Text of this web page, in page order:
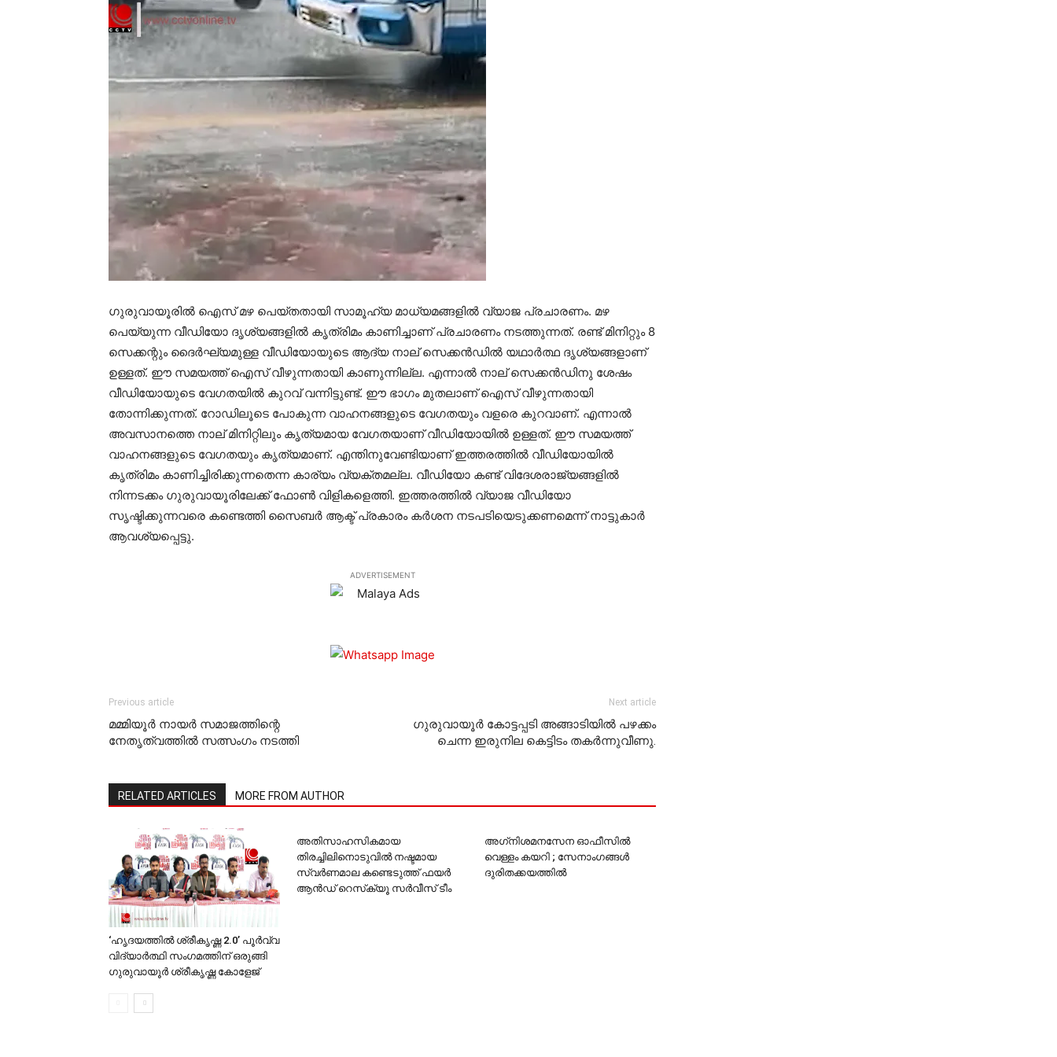
ഗുരുവായൂരില്‍ ഐസ് മഴ പെയ്തതായി സാമൂഹ്യ മാധ്യമങ്ങളില്‍ വ്യാജ പ്രചാരണം. മഴ
പെയ്യുന്ന വീഡിയോ ദൃശ്യങ്ങളില്‍ കൃത്രിമം കാണിച്ചാണ് പ്രചാരണം നടത്തുന്നത്. രണ്ട് മിനിറ്റും 8
സെക്കന്റും ദൈര്‍ഘ്യമുള്ള വീഡിയോയുടെ ആദ്യ നാല് സെക്കന്‍ഡില്‍ യഥാര്‍ത്ഥ ദൃശ്യങ്ങളാണ്
ഉള്ളത്. ഈ സമയത്ത് ഐസ് വീഴുന്നതായി കാണുന്നില്ല. എന്നാല്‍ നാല് സെക്കന്‍ഡിനു ശേഷം
വീഡിയോയുടെ വേഗതയില്‍ കുറവ് വന്നിട്ടുണ്ട്. ഈ ഭാഗം മുതലാണ് ഐസ് വീഴുന്നതായി
തോന്നിക്കുന്നത്. റോഡിലൂടെ പോകുന്ന വാഹനങ്ങളുടെ വേഗതയും വളരെ കുറവാണ്. എന്നാല്‍
അവസാനത്തെ നാല് മിനിറ്റിലും കൃത്യമായ വേഗതയാണ് വീഡിയോയില്‍ ഉള്ളത്. ഈ സമയത്ത്
വാഹനങ്ങളുടെ വേഗതയും കൃത്യമാണ്. എന്തിനുവേണ്ടിയാണ് ഇത്തരത്തില്‍ വീഡിയോയില്‍
കൃത്രിമം കാണിച്ചിരിക്കുന്നതെന്ന കാര്യം വ്യക്തമല്ല. വീഡിയോ കണ്ട് വിദേശരാജ്യങ്ങളില്‍
നിന്നടക്കം ഗുരുവായൂരിലേക്ക് ഫോണ്‍ വിളികളെത്തി. ഇത്തരത്തില്‍ വ്യാജ വീഡിയോ
സൃഷ്ടിക്കുന്നവരെ കണ്ടെത്തി സൈബര്‍ ആക്ട് പ്രകാരം കര്‍ശന നടപടിയെടുക്കണമെന്ന് നാട്ടുകാര്‍
ആവശ്യപ്പെട്ടു.
ADVERTISEMENT
Previous article
മമ്മിയൂര്‍ നായര്‍ സമാജത്തിന്റെ
നേതൃത്വത്തില്‍ സത്സംഗം നടത്തി
Next article
ഗുരുവായൂര്‍ കോട്ടപ്പടി അങ്ങാടിയില്‍ പഴക്കം
ചെന്ന ഇരുനില കെട്ടിടം തകര്‍ന്നുവീണു.
RELATED ARTICLES MORE FROM AUTHOR
‘ഹൃദയത്തില്‍ ശ്രീകൃഷ്ണ 2.0’ പൂര്‍വ്വ
വിദ്യാര്‍ത്ഥി സംഗമത്തിന് ഒരുങ്ങി
ഗുരുവായൂര്‍ ശ്രീകൃഷ്ണ കോളേജ്
അതിസാഹസികമായ
തിരച്ചിലിനൊടുവില്‍ നഷ്ടമായ
സ്വര്‍ണമാല കണ്ടെടുത്ത് ഫയര്‍
ആന്‍ഡ് റെസ്‌ക്യൂ സര്‍വീസ് ടീം
അഗ്‌നിശമനസേന ഓഫീസില്‍
വെള്ളം കയറി ; സേനാംഗങ്ങള്‍
ദുരിതക്കയത്തില്‍